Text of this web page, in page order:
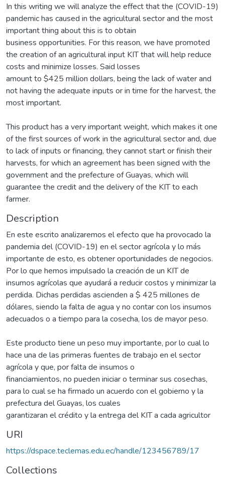
In this writing we will analyze the effect that the (COVID-19)
pandemic has caused in the agricultural sector and the most
important thing about this is to obtain
business opportunities. For this reason, we have promoted
the creation of an agricultural input KIT that will help reduce
costs and minimize losses. Said losses
amount to $425 million dollars, being the lack of water and
not having the adequate inputs or in time for the harvest, the
most important.
This product has a very important weight, which makes it one
of the first sources of work in the agricultural sector and, due
to lack of inputs or financing, they cannot start or finish their
harvests, for which an agreement has been signed with the
government and the prefecture of Guayas, which will
guarantee the credit and the delivery of the KIT to each
farmer.
Description
En este escrito analizaremos el efecto que ha provocado la
pandemia del (COVID-19) en el sector agrícola y lo más
importante de esto, es obtener oportunidades de negocios.
Por lo que hemos impulsado la creación de un KIT de
insumos agrícolas que ayudará a reducir costos y minimizar la
perdida. Dichas perdidas ascienden a $ 425 millones de
dólares, siendo la falta de agua y no contar con los insumos
adecuados o a tiempo para la cosecha, los de mayor peso.
Este producto tiene un peso muy importante, por lo cual lo
hace una de las primeras fuentes de trabajo en el sector
agrícola y que, por falta de insumos o
financiamientos, no pueden iniciar o terminar sus cosechas,
para lo cual se ha firmado un acuerdo con el gobierno y la
prefectura del Guayas, los cuales
garantizaran el crédito y la entrega del KIT a cada agricultor
URI
https://dspace.teclemas.edu.ec/handle/123456789/17
Collections